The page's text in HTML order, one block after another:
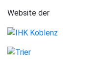
Website der